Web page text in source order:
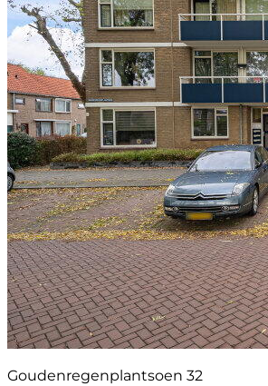
Goudenregenplantsoen 32